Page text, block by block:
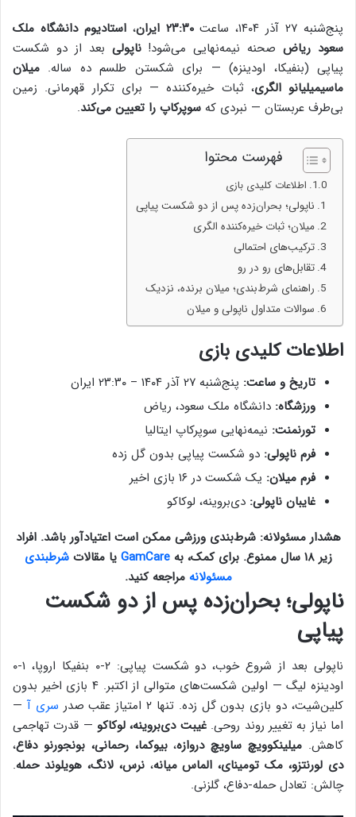
پنج‌شنبه ۲۷ آذر ۱۴۰۴، ساعت ۲۳:۳۰ ایران ،استادیوم دانشگاه ملک
سعود ریاضصحنه نیمه‌نهایی می‌شود!ناپولی بعد از دو شکست
پیاپی (بنفیکا، اودینزه) — برای شکستن طلسم ده ساله. میلان
ماسیمیلیانو الگری، ثبات خیره‌کننده — برای تکرار قهرمانی. زمین
بی‌طرف عربستان — نبردی که سوپرکاپ را تعیین می‌کند.
فهرست محتوا
اطلاعات کلیدی بازی
ناپولی؛ بحران‌زده پس از دو شکست پیاپی
میلان؛ ثبات خیره‌کننده الگری
ترکیب‌های احتمالی
تقابل‌های رو در رو
راهنمای شرط‌بندی؛ میلان برنده، نزدیک
سوالات متداول ناپولی و میلان
اطلاعات کلیدی بازی
تاریخ و ساعت: پنج‌شنبه ۲۷ آذر ۱۴۰۴ – ۲۳:۳۰ ایران
ورزشگاه: دانشگاه ملک سعود، ریاض
تورنمنت: نیمه‌نهایی سوپرکاپ ایتالیا
فرم ناپولی: دو شکست پیاپی بدون گل زده
فرم میلان: یک شکست در ۱۶ بازی اخیر
غایبان ناپولی: دی‌بروینه، لوکاکو
هشدار مسئولانه: شرط‌بندی ورزشی ممکن است اعتیادآور باشد. افراد
زیر ۱۸ سال ممنوع. برای کمک، به
GamCare یا مقالاتشرطبندی
مسئولانه مراجعه کنید.
ناپولی؛ بحران‌زده پس از دو شکست
پیاپی
ناپولی بعد از شروع خوب، دو شکست پیاپی: ۲-۰ بنفیکا اروپا، ۱-۰
اودینزه لیگ — اولین شکست‌های متوالی از اکتبر. ۴ بازی اخیر بدون
کلین‌شیت، دو بازی بدون گل زده. تنها ۲ امتیاز عقب صدر
سری آ—
اما نیاز به تغییر روند روحی.غیبت دی‌بروینه، لوکاکو— قدرت تهاجمی
کاهش. میلینکوویچ ساویچ دروازه،بیوکما، رحمانی، بونجورنو دفاع،
دی لورنتزو، مک تومینای، الماس میانه،نرس، لانگ، هویلوند حمله.
چالش: تعادل حمله-دفاع، گلزنی.